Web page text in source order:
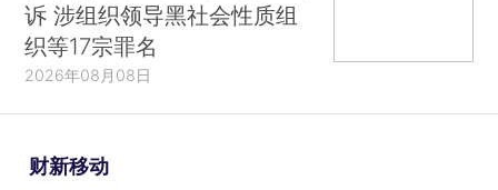
诉 涉组织领导黑社会性质组
织等17宗罪名
2026年08月08日
财新移动